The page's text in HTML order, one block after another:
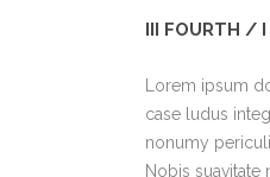
III FOURTH / I
Lorem ipsum
case ludus
nonumy
Nobis